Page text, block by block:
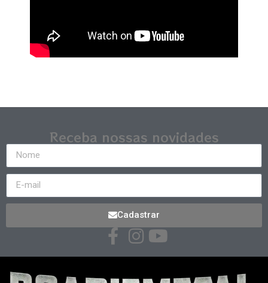
Receba nossas novidades
Cadastrar